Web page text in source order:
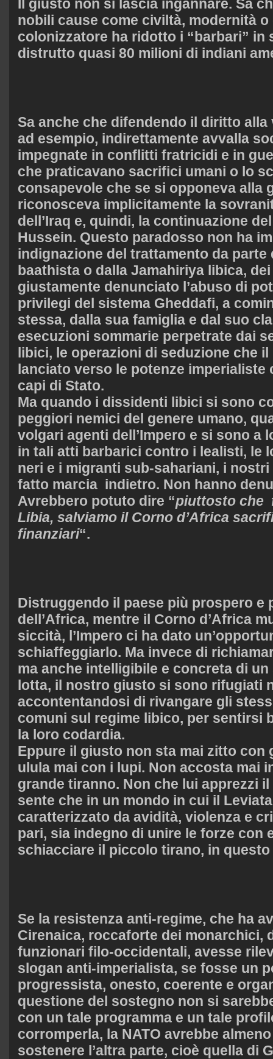
Il giusto non si lascia ingannare. Sa
nobili cause come civiltà, modernità
colonizzatore ha ridotto i “barbari” in
distrutto quasi 80 milioni di indiani
Sa anche che difendendo il diritto
ad esempio, indirettamente avvalla
impegnate in conflitti fratricidi e in
che praticavano sacrifici umani o lo
consapevole che se si opponeva alla
riconosceva implicitamente la
dell’Iraq e, quindi, la continuazione
Hussein. Questo paradosso non ha
indignazione del trattamento da parte
baathista o dalla Jamahiriya libica,
giustamente denunciato l’abuso di
privilegi del sistema Gheddafi, a
stessa, dalla sua famiglia e dal suo
esecuzioni sommarie perpetrate dai
libici, le operazioni di seduzione che il
lanciato verso le potenze imperialiste
capi di Stato.
Ma quando i dissidenti libici si sono
peggiori nemici del genere umano,
volgari agenti dell’Impero e si sono a
in tali atti barbarici contro i lealisti, le
neri e i migranti sub-sahariani, i
fatto marcia indietro. Non hanno
Avrebbero potuto dire “piuttosto che
Libia, salviamo il Corno d’Africa
finanziari“.
Distruggendo il paese più prospero e
dell’Africa, mentre il Corno d’Africa
siccità, l’Impero ci ha dato
schiaffeggiarlo. Ma invece di
ma anche intelligibile e concreta di
lotta, il nostro giusto si sono rifugiati
accontentandosi di rivangare gli
comuni sul regime libico, per sentirsi
la loro codardia.
Eppure il giusto non sta mai zitto con
ulula mai con i lupi. Non accosta mai
grande tiranno. Non che lui apprezzi
sente che in un mondo in cui il
caratterizzato da avidità, violenza e
pari, sia indegno di unire le forze con
schiacciare il piccolo tirano, in
Se la resistenza anti-regime, che ha
Cirenaica, roccaforte dei monarchici,
funzionari filo-occidentali, avesse
slogan anti-imperialista, se fosse un
progressista, onesto, coerente e
questione del sostegno non si
con un tale programma e un tale
corromperla, la NATO avrebbe
sostenere l’altra parte, cioè quella di